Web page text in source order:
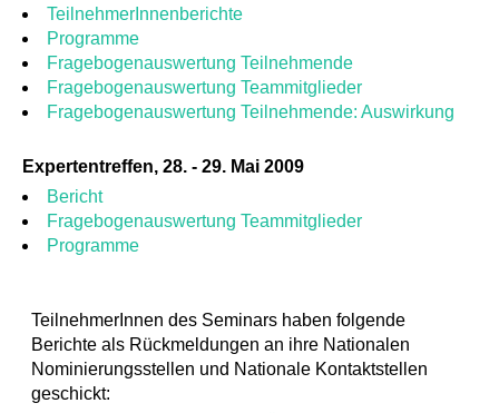
TeilnehmerInnenberichte
Programme
Fragebogenauswertung Teilnehmende
Fragebogenauswertung Teammitglieder
Fragebogenauswertung Teilnehmende: Auswirkung
Expertentreffen, 28. - 29. Mai 2009
Bericht
Fragebogenauswertung Teammitglieder
Programme
TeilnehmerInnen des Seminars haben folgende
Berichte als Rückmeldungen an ihre Nationalen
Nominierungsstellen und Nationale Kontaktstellen
geschickt: